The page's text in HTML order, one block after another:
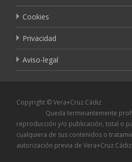
Cookies
Privacidad
Aviso-legal
Copyright © Vera+Cruz Cádiz
Queda terminantemente
reproducción y/o publicación, total o
cualquiera de sus contenidos o
autorización previa de